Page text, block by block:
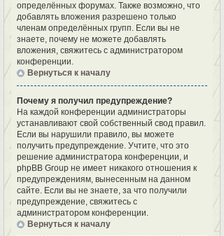
определённых форумах. Также возможно, что
добавлять вложения разрешено только
членам определённых групп. Если вы не
знаете, почему не можете добавлять
вложения, свяжитесь с администратором
конференции.
Вернуться к началу
Почему я получил предупреждение?
На каждой конференции администраторы
устанавливают свой собственный свод правил.
Если вы нарушили правило, вы можете
получить предупреждение. Учтите, что это
решение администратора конференции, и
phpBB Group не имеет никакого отношения к
предупреждениям, вынесенным на данном
сайте. Если вы не знаете, за что получили
предупреждение, свяжитесь с
администратором конференции.
Вернуться к началу